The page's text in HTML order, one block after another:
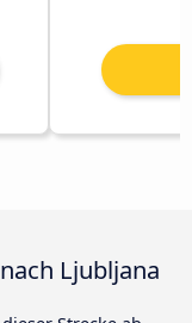
Ljubljana